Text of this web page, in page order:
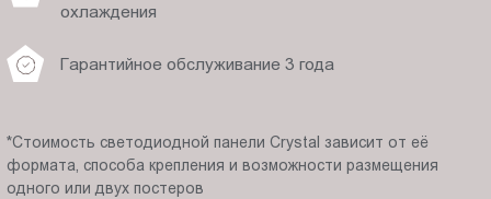
охлаждения
Гарантийное обслуживание 3 года
*Стоимость светодиодной панели Crystal зависит от её
формата, способа крепления и возможности размещения
одного или двух постеров